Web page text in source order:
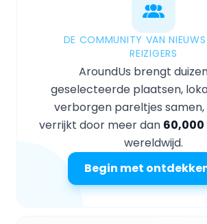
DE COMMUNITY VAN
REIZIGERS
AroundUs brengt
geselecteerde plaatsen,
verborgen pareltjes samen,
verrijkt door meer dan
wereldwijd.
Begin met